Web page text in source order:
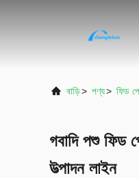
বাড়ি> পণ্য> ফিড
গবাদি পশু ফিড
উত্পাদন লাইন